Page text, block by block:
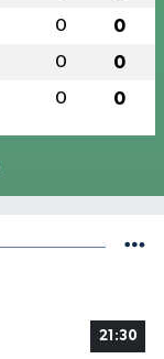
0 0
0 0
0 0
21:30